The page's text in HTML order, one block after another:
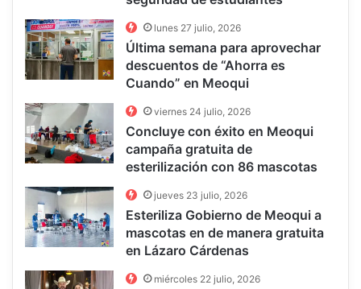
lunes 27 julio, 2026
Última semana para aprovechar
descuentos de “Ahorra es
Cuando” en Meoqui
viernes 24 julio, 2026
Concluye con éxito en Meoqui
campaña gratuita de
esterilización con 86 mascotas
jueves 23 julio, 2026
Esteriliza Gobierno de Meoqui a
mascotas en de manera gratuita
en Lázaro Cárdenas
miércoles 22 julio, 2026